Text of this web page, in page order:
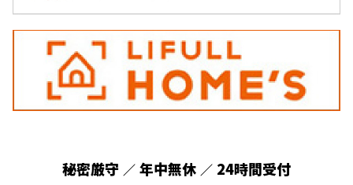
秘密厳守 ／ 年中無休 ／ 24時間受付